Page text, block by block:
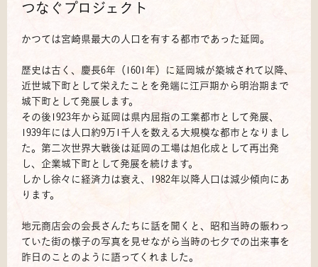
つなぐプロジェクト
かつては宮崎県最大の人口を有する都市であった延岡。
歴史は古く、慶長6年（1601年）に延岡城が築城されて以降、
近世城下町として栄えたことを発端に江戸期から明治期まで
城下町として発展します。
その後1923年から延岡は県内屈指の工業都市として発展、
1939年には人口約9万1千人を数える大規模な都市となりまし
た。第二次世界大戦後は延岡の工場は旭化成として再出発
し、企業城下町として発展を続けます。
しかし徐々に経済力は衰え、1982年以降人口は減少傾向にあ
ります。
地元商店会の会長さんたちに話を聞くと、昭和当時の賑わっ
ていた街の様子の写真を見せながら当時の七夕での出来事を
昨日のことのように語ってくれました。